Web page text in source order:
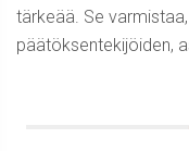
tärkeää. Se
päätöksentekijöiden,